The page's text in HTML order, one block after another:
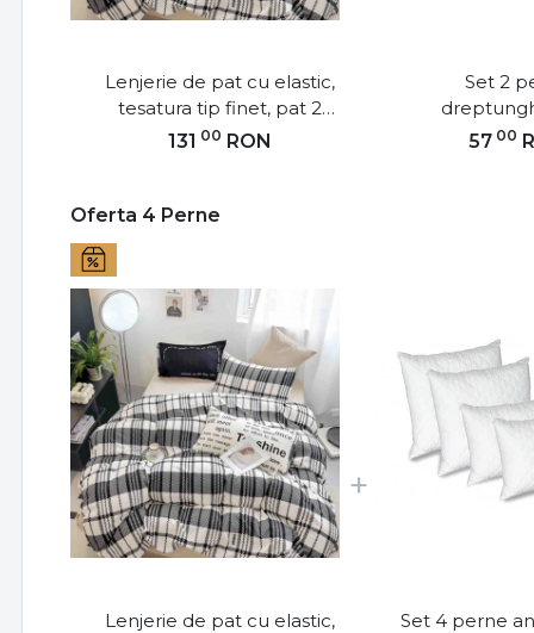
Lenjerie de pat cu elastic,
tesatura tip finet, pat 2
persoane, negru / bej, 6
131 00 RON
Set 2
microfibra
5700
Oferta 4 Perne
Lenjerie de pat cu elastic,
Set 4 perne